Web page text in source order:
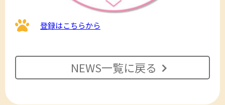
登録はこちらから
NEWS一覧に戻る